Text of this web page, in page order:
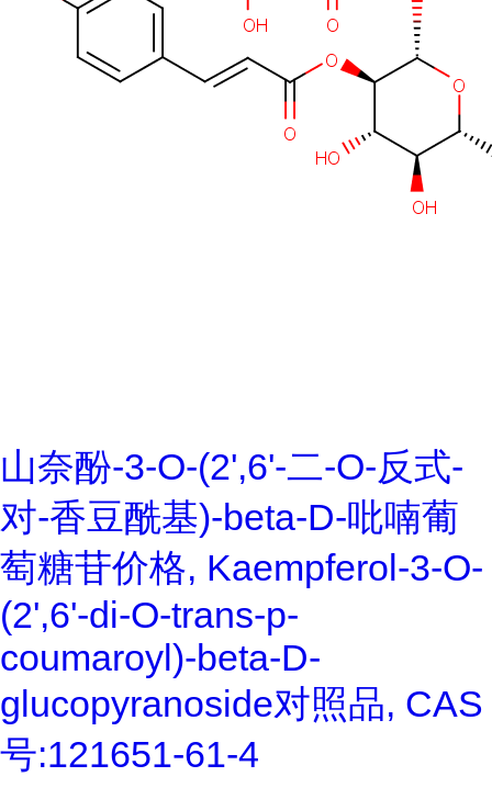
山奈酚-3-O-(2',6'-二-O-反式-
对-香豆酰基)-beta-D-吡喃葡
萄糖苷价格, Kaempferol-3-O-
(2',6'-di-O-trans-p-
coumaroyl)-beta-D-
glucopyranoside对照品, CAS
号:121651-61-4